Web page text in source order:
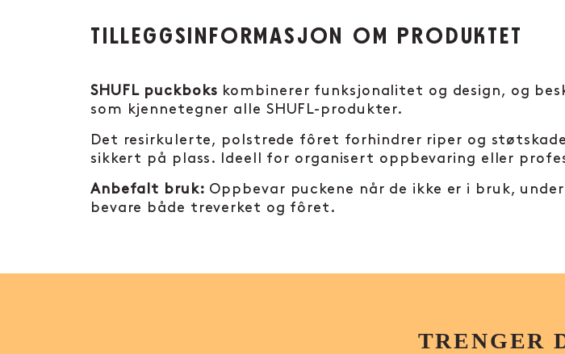
TILLEGGSINFORMASJON OM PRODUKTET
SHUFL puckboks kombinerer funksjonalitet og design, og
som kjennetegner alle SHUFL-produkter.
Det resirkulerte, polstrede fôret forhindrer riper og
sikkert på plass. Ideell for organisert oppbevaring eller
Anbefalt bruk: Oppbevar puckene når de ikke er i bruk,
bevare både treverket og fôret.
TRENGER